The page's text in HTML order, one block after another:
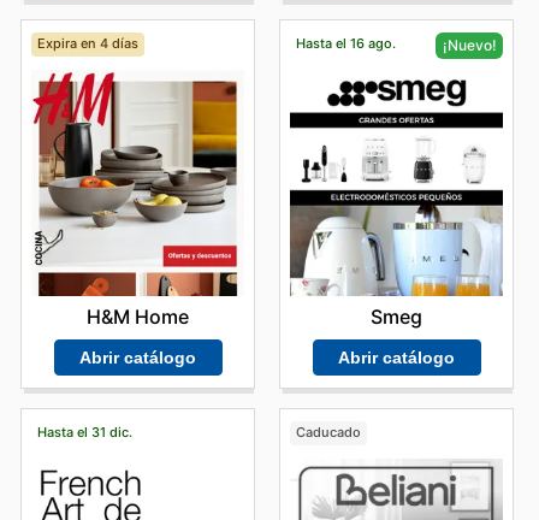
Expira en 4 días
H&M Home
Abrir catálogo
Hasta el 16 ago. ¡Nuevo!
Smeg
Abrir catálogo
Hasta el 31 dic. Caducado